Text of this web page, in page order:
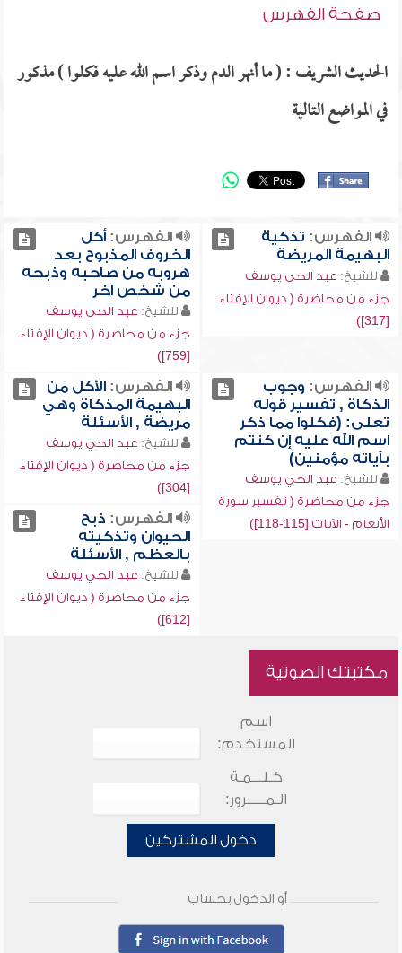
صفحة الفهرس
الحديث الشريف : ( ما أنهر الدم وذكر اسم الله عليه فكلوا ) مذكور
في المواضع التالية
الفهرس: تذكية
البهيمة المريضة
للشيخ: عبد الحي يوسف
جزء من محاضرة ( ديوان الإفتاء
[317])
الفهرس:أكل
الخروف المذبوح بعد
هروبه من صاحبه وذبحه
من شخص آخر
للشيخ: عبد الحي يوسف
جزء من محاضرة ( ديوان الإفتاء
[759])
الفهرس: وجوب
الذكاة , تفسير قوله
تعلى: (فكلوا مما ذكر
اسم الله عليه إن كنتم
بآياته مؤمنين)
للشيخ: عبد الحي يوسف
جزء من محاضرة ( تفسير سورة
الأنعام - الآيات [115-118])
الفهرس:الأكل من
البهيمة المذكاة وهي
مريضة , الأسئلة
للشيخ: عبد الحي يوسف
جزء من محاضرة ( ديوان الإفتاء
[304])
الفهرس: ذبح
الحيوان وتذكيته
بالعظم , الأسئلة
للشيخ: عبد الحي يوسف
جزء من محاضرة ( ديوان الإفتاء
[612])
مكتبتك الصوتية
اسم
المستخدم:
كـلـــمـة
الـمـــــرور:
دخول المشتركين
أو الدخول بحساب